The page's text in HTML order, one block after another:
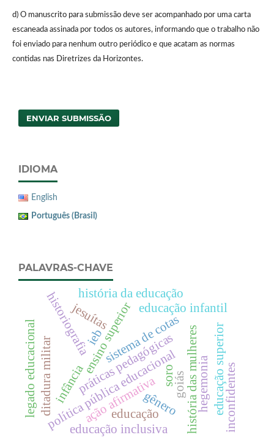
d) O manuscrito para submissão deve ser acompanhado por uma carta
escaneada assinada por todos os autores, informando que o trabalho não
foi enviado para nenhum outro periódico e que acatam as normas
contidas nas Diretrizes da Horizontes.
ENVIAR SUBMISSÃO
IDIOMA
English
Português (Brasil)
PALAVRAS-CHAVE
ação afirmativa
sistema de cotas
ensino superior
política pública educacional
história da educação
história das mulheres
gênero hegemonia
infânciapráticas pedagógicas
educação infantil
ditadura militar educação superior
historiografia
educação inclusiva
jesuítas
legado educacional inconfidentes
soro
educação
goiás
ieb